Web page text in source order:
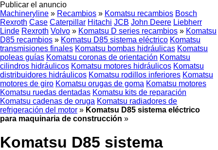
Publicar el anuncio
Machineryline » Recambios » Komatsu recambios Bosch
Rexroth Case Caterpillar Hitachi JCB John Deere Liebherr
Linde Rexroth Volvo » Komatsu D series recambios » Komatsu
D85 recambios » Komatsu D85 sistema eléctrico Komatsu
transmisiones finales Komatsu bombas hidráulicas Komatsu
poleas guías Komatsu coronas de orientación Komatsu
cilindros hidráulicos Komatsu motores hidráulicos Komatsu
distribuidores hidráulicos Komatsu rodillos inferiores Komatsu
motores de giro Komatsu orugas de goma Komatsu motores
Komatsu ruedas dentadas Komatsu kits de reparación
Komatsu cadenas de oruga Komatsu radiadores de
refrigeración del motor » Komatsu D85 sistema eléctrico
para maquinaria de construcción »
Komatsu D85 sistema